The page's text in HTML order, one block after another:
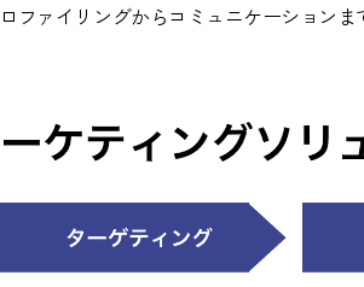
ファイリングからコミュニケーションま